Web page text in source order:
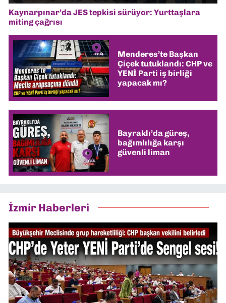
Kaynarpınar’da JES tepkisi sürüyor: Yurttaşlara
miting çağrısı
Menderes’te Başkan
Çiçek tutuklandı: CHP ve
YENİ Parti iş birliği
yapacak mı?
Bayraklı’da güreş,
bağımlılığa karşı
güvenli liman
İzmir Haberleri